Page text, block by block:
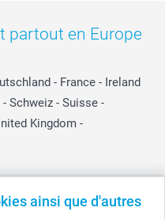
ainsi que d'autres
partout en Europe
- France - Ireland
- Schweiz - Suisse -
Kingdom -
incluse et hors frais de port.